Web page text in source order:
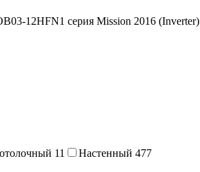
12HFN1 серия Mission 2016 (Inverter)
11 Настенный 477